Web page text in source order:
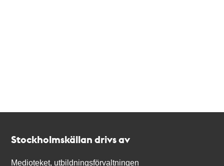
Stockholmskällan drivs av
Medioteket, utbildningsförvaltningen